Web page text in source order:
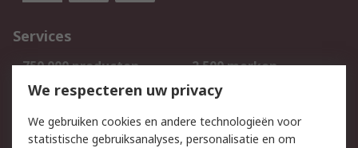
Services
750.000 producten
2.500 merken
Bestellen
Inkoopoplossingen
Track & Trace
We respecteren uw privacy
We gebruiken cookies en andere technologieën voor
statistische gebruiksanalyses, personalisatie en om